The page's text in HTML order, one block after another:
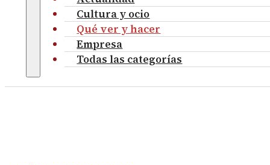
Cultura y ocio
Qué ver y hacer
Empresa
Todas las categorías